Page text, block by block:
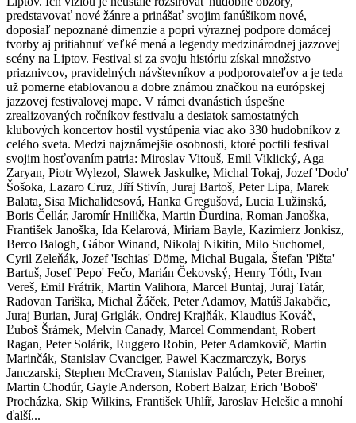
predstavovať nové žánre a prinášať svojim fanúšikom nové,
doposiaľ nepoznané dimenzie a popri výraznej podpore domácej
tvorby aj pritiahnuť veľké mená a legendy medzinárodnej jazzovej
scény na Liptov. Festival si za svoju históriu získal množstvo
priaznivcov, pravidelných návštevníkov a podporovateľov a je teda
už pomerne etablovanou a dobre známou značkou na európskej
jazzovej festivalovej mape. V rámci dvanástich úspešne
zrealizovaných ročníkov festivalu a desiatok samostatných
klubových koncertov hostil vystúpenia viac ako 330 hudobníkov z
celého sveta. Medzi najznámejšie osobnosti, ktoré poctili festival
svojim hosťovaním patria: Miroslav Vitouš, Emil Viklický, Aga
Zaryan, Piotr Wylezol, Slawek Jaskulke, Michal Tokaj, Jozef 'Dodo'
Šošoka, Lazaro Cruz, Jiří Stivín, Juraj Bartoš, Peter Lipa, Marek
Balata, Sisa Michalidesová, Hanka Gregušová, Lucia Lužinská,
Boris Čellár, Jaromír Hnilička, Martin Ďurdina, Roman Janoška,
František Janoška, Ida Kelarová, Miriam Bayle, Kazimierz Jonkisz,
Berco Balogh, Gábor Winand, Nikolaj Nikitin, Milo Suchomel,
Cyril Zeleňák, Jozef 'Ischias' Döme, Michal Bugala, Štefan 'Pišta'
Bartuš, Josef 'Pepo' Fečo, Marián Čekovský, Henry Tóth, Ivan
Vereš, Emil Frátrik, Martin Valihora, Marcel Buntaj, Juraj Tatár,
Radovan Tariška, Michal Žáček, Peter Adamov, Matúš Jakabčic,
Juraj Burian, Juraj Griglák, Ondrej Krajňák, Klaudius Kováč,
Ľuboš Šrámek, Melvin Canady, Marcel Commendant, Robert
Ragan, Peter Solárik, Ruggero Robin, Peter Adamkovič, Martin
Marinčák, Stanislav Cvanciger, Pawel Kaczmarczyk, Borys
Janczarski, Stephen McCraven, Stanislav Palúch, Peter Breiner,
Martin Chodúr, Gayle Anderson, Robert Balzar, Erich 'Boboš'
Procházka, Skip Wilkins, František Uhlíř, Jaroslav Helešic a mnohí
ďalší...